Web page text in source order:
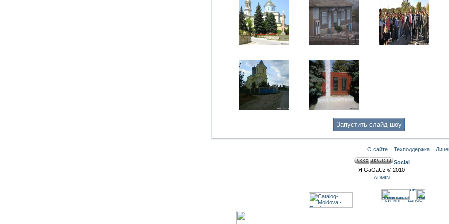
О сайте Техподдержка
Social
Я GaGaUz © 2010
ADMIN